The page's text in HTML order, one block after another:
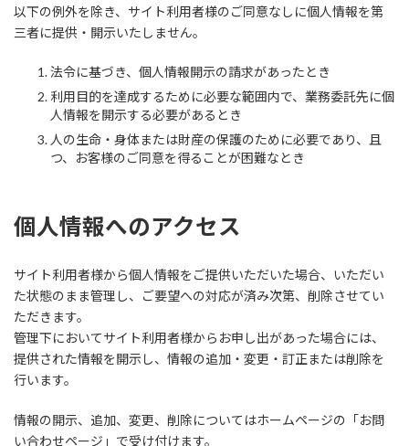
以下の例外を除き、サイト利用者様のご同意なしに個人情報を第
三者に提供・開示いたしません。
法令に基づき、個人情報開示の請求があったとき
利用目的を達成するために必要な範囲内で、業務委託先に個
人情報を開示する必要があるとき
人の生命・身体または財産の保護のために必要であり、且
つ、お客様のご同意を得ることが困難なとき
個人情報へのアクセス
サイト利用者様から個人情報をご提供いただいた場合、いただい
た状態のまま管理し、ご要望への対応が済み次第、削除させてい
ただきます。
管理下においてサイト利用者様からお申し出があった場合には、
提供された情報を開示し、情報の追加・変更・訂正または削除を
行います。
情報の開示、追加、変更、削除についてはホームページの「お問
い合わせページ」で受け付けます。